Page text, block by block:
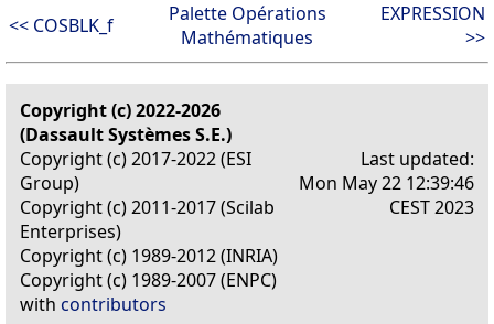
<< COSBLK_f
Palette Opérations
Mathématiques
EXPRESSION
>>
Copyright (c) 2022-2026
(Dassault Systèmes S.E.)
Copyright (c) 2017-2022 (ESI
Group)
Copyright (c) 2011-2017 (Scilab
Enterprises)
Copyright (c) 1989-2012 (INRIA)
Copyright (c) 1989-2007 (ENPC)
with contributors
Last updated:
Mon May 22 12:39:46
CEST 2023